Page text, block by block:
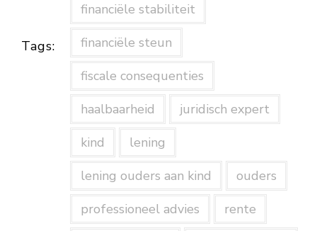
Tags:
financiële stabiliteit
financiële steun
fiscale consequenties
haalbaarheid
juridisch expert
kind
lening
lening ouders aan kind
ouders
professioneel advies
rente